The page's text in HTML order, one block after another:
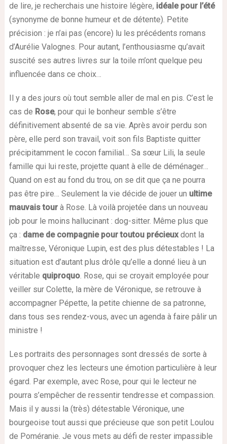
de lire, je recherchais une histoire légère, idéale pour l’été
(synonyme de bonne humeur et de détente). Petite
précision : je n’ai pas (encore) lu les précédents romans
d’Aurélie Valognes. Pour autant, l’enthousiasme qu’avait
suscité ses autres livres sur la toile m’ont quelque peu
influencée dans ce choix…
Il y a des jours où tout semble aller de mal en pis. C’est le
cas de Rose, pour qui le bonheur semble s’être
définitivement absenté de sa vie. Après avoir perdu son
père, elle perd son travail, voit son fils Baptiste quitter
précipitamment le cocon familial… Sa sœur Lili, la seule
famille qui lui reste, projette quant à elle de déménager…
Quand on est au fond du trou, on se dit que ça ne pourra
pas être pire… Seulement la vie décide de jouer un ultime
mauvais tourà Rose. Là voilà projetée dans un nouveau
job pour le moins hallucinant : dog-sitter. Même plus que
ça : dame de compagnie pour toutou précieuxdont la
maîtresse, Véronique Lupin, est des plus détestables ! La
situation est d’autant plus drôle qu’elle a donné lieu à un
véritable quiproquo. Rose, qui se croyait employée pour
veiller sur Colette, la mère de Véronique, se retrouve à
accompagner Pépette, la petite chienne de sa patronne,
dans tous ses rendez-vous, avec un agenda à faire pâlir un
ministre !
Les portraits des personnages sont dressés de sorte à
provoquer chez les lecteurs une émotion particulière à leur
égard. Par exemple, avec Rose, pour qui le lecteur ne
pourra s’empêcher de ressentir tendresse et compassion.
Mais il y aussi la (très) détestable Véronique, une
bourgeoise tout aussi que précieuse que son petit Loulou
de Poméranie. Je vous mets au défi de rester impassible